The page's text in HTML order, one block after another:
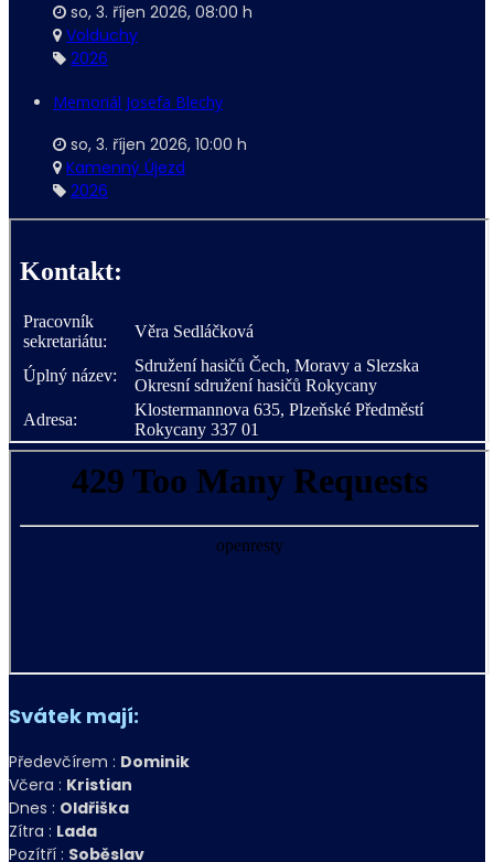
so, 3. říjen 2026, 08:00 h
Volduchy
2026
Memoriál Josefa Blechy
so, 3. říjen 2026, 10:00 h
Kamenný Újezd
2026
Svátek mají:
Předevčírem : Dominik
Včera : Kristian
Dnes : Oldřiška
Zítra : Lada
Pozítří : Soběslav